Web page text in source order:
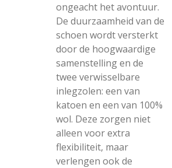
ongeacht het avontuur.
De duurzaamheid van de
schoen wordt versterkt
door de hoogwaardige
samenstelling en de
twee verwisselbare
inlegzolen: een van
katoen en een van 100%
wol. Deze zorgen niet
alleen voor extra
flexibiliteit, maar
verlengen ook de